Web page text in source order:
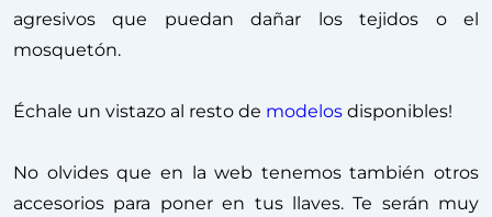
agresivos que puedan dañar los tejidos o el
mosquetón.
Échale un vistazo al resto de modelos disponibles!
No olvides que en la web tenemos también otros
accesorios para poner en tus llaves. Te serán muy